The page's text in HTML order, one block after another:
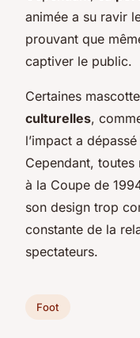
animée a su ravir
prouvant que
captiver le public.
Certaines
culturelles,
l’impact a
Cependant, toutes
à la Coupe de
son design trop
constante de la
spectateurs.
Foot